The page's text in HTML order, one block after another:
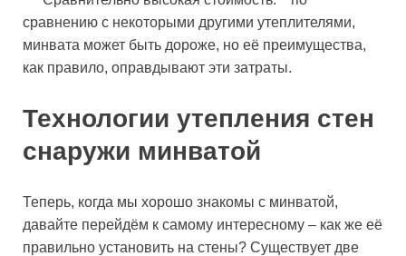
сравнению с некоторыми другими утеплителями,
минвата может быть дороже, но её преимущества,
как правило, оправдывают эти затраты.
Технологии утепления стен
снаружи минватой
Теперь, когда мы хорошо знакомы с минватой,
давайте перейдём к самому интересному – как же её
правильно установить на стены? Существует две